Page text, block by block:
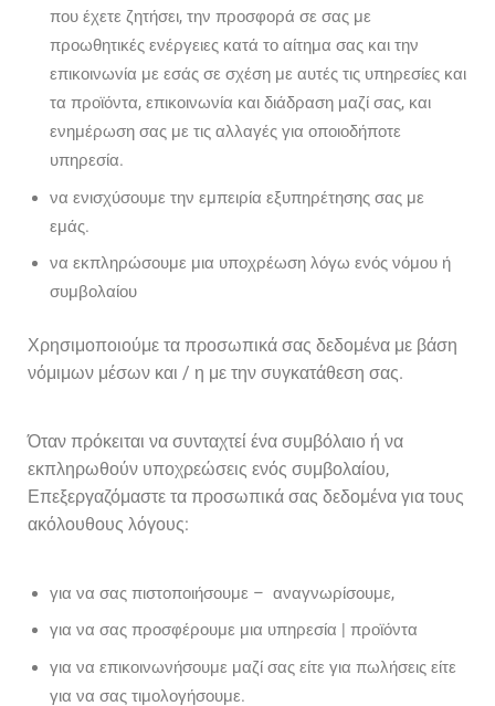
που έχετε ζητήσει, την προσφορά σε σας με
προωθητικές ενέργειες κατά το αίτημα σας και την
επικοινωνία με εσάς σε σχέση με αυτές τις υπηρεσίες και
τα προϊόντα, επικοινωνία και διάδραση μαζί σας, και
ενημέρωση σας με τις αλλαγές για οποιοδήποτε
υπηρεσία.
να ενισχύσουμε την εμπειρία εξυπηρέτησης σας με
εμάς.
να εκπληρώσουμε μια υποχρέωση λόγω ενός νόμου ή
συμβολαίου
Χρησιμοποιούμε τα προσωπικά σας δεδομένα με βάση
νόμιμων μέσων και / η με την συγκατάθεση σας.
Όταν πρόκειται να συνταχτεί ένα συμβόλαιο ή να
εκπληρωθούν υποχρεώσεις ενός συμβολαίου,
Επεξεργαζόμαστε τα προσωπικά σας δεδομένα για τους
ακόλουθους λόγους:
για να σας πιστοποιήσουμε – αναγνωρίσουμε,
για να σας προσφέρουμε μια υπηρεσία | προϊόντα
για να επικοινωνήσουμε μαζί σας είτε για πωλήσεις είτε
για να σας τιμολογήσουμε.